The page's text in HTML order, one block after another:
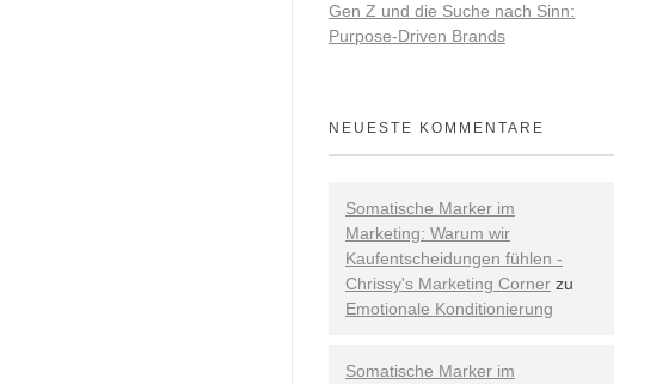
Gen Z und die Suche nach Sinn:
Purpose-Driven Brands
NEUESTE KOMMENTARE
Somatische Marker im
Marketing: Warum wir
Kaufentscheidungen fühlen -
Chrissy's Marketing Corner zu
Emotionale Konditionierung
Somatische Marker im